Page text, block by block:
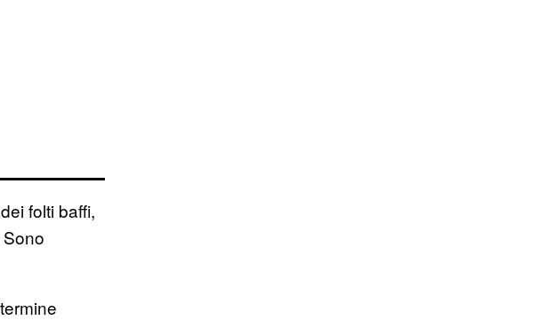
folti baffi,